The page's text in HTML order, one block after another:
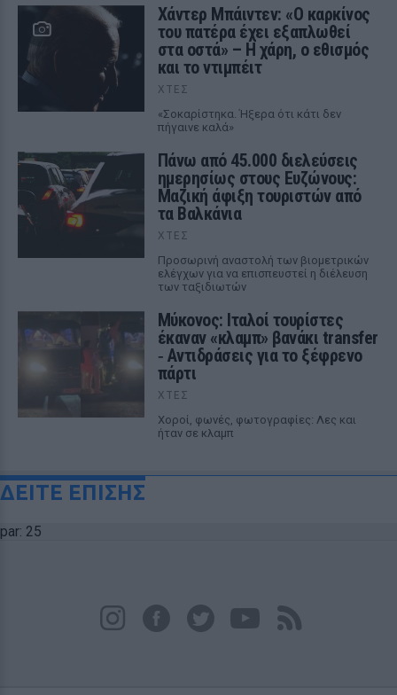
Χάντερ Μπάιντεν: «Ο καρκίνος
του πατέρα έχει εξαπλωθεί
στα οστά» – Η χάρη, ο εθισμός
και το ντιμπέιτ
ΧΤΕΣ
«Σοκαρίστηκα. Ήξερα ότι κάτι δεν
πήγαινε καλά»
Πάνω από 45.000 διελεύσεις
ημερησίως στους Ευζώνους:
Μαζική άφιξη τουριστών από
τα Βαλκάνια
ΧΤΕΣ
Προσωρινή αναστολή των βιομετρικών
ελέγχων για να επισπευστεί η διέλευση
των ταξιδιωτών
Μύκονος: Ιταλοί τουρίστες
έκαναν «κλαμπ» βανάκι transfer
‑ Αντιδράσεις για το ξέφρενο
πάρτι
ΧΤΕΣ
Χοροί, φωνές, φωτογραφίες: Λες και
ήταν σε κλαμπ
ΔΕΙΤΕ ΕΠΙΣΗΣ
par: 25